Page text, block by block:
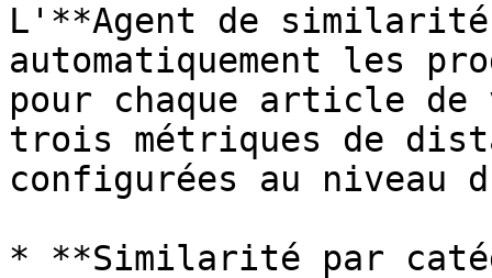
L'**Agent de
automatiquement les
pour chaque article
trois métriques de
configurées au niveau
* **Similarité par